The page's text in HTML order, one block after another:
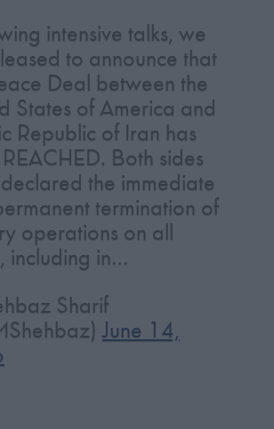
intensive talks, we
to announce that
Deal between the
States of America and
Republic of Iran has
Both sides
the immediate
termination of
operations on all
including in…
Sharif
June 14,